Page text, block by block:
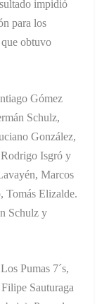
impidió
para los
obtuvo
Gómez
Schulz,
González,
Isgró y
Marcos
Tomás Elizalde.
Schulz y
Pumas 7´s,
Sauturaga